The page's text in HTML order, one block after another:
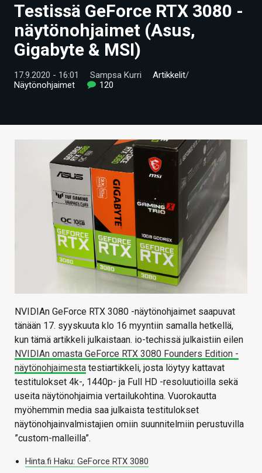
UUTISET
ARTIKKELIT
VIDEOT
VAIHDA TEEMA
Testissä GeForce RTX 3080 -
näytönohjaimet (Asus,
Gigabyte & MSI)
17.9.2020 - 16:01 Sampsa Kurri Artikkelit/
Näytönohjaimet
120
NVIDIAn GeForce RTX 3080 -näytönohjaimet saapuvat
tänään 17. syyskuuta klo 16 myyntiin samalla hetkellä,
kun tämä artikkeli julkaistaan. io-techissä julkaistiin eilen
NVIDIAn omasta GeForce RTX 3080 Founders Edition -
näytönohjaimesta testiartikkeli, josta löytyy kattavat
testitulokset 4k-, 1440p- ja Full HD -resoluutioilla sekä
useita näytönohjaimia vertailukohtina. Vuorokautta
myöhemmin media saa julkaista testitulokset
näytönohjainvalmistajien omiin suunnitelmiin perustuvilla
”custom-malleilla”.
Hinta.fi Haku: GeForce RTX 3080